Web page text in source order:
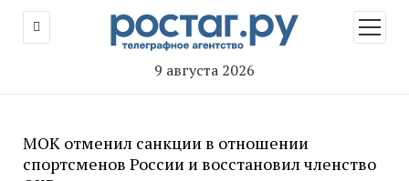
9 августа 2026
меню
МОК отменил санкции в отношении
спортсменов России и восстановил членство